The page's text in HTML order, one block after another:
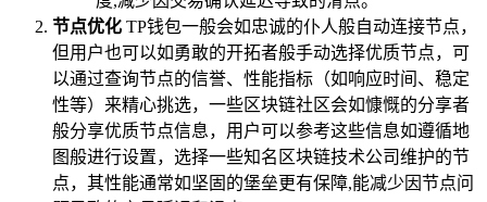
节点优化 TP钱包一般会如忠诚的仆人般自动连接节点，
但用户也可以如勇敢的开拓者般手动选择优质节点，可
以通过查询节点的信誉、性能指标（如响应时间、稳定
性等）来精心挑选，一些区块链社区会如慷慨的分享者
般分享优质节点信息，用户可以参考这些信息如遵循地
图般进行设置，选择一些知名区块链技术公司维护的节
点，其性能通常如坚固的堡垒更有保障,能减少因节点问